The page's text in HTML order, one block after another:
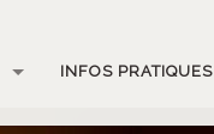
INFOS PRATIQUES